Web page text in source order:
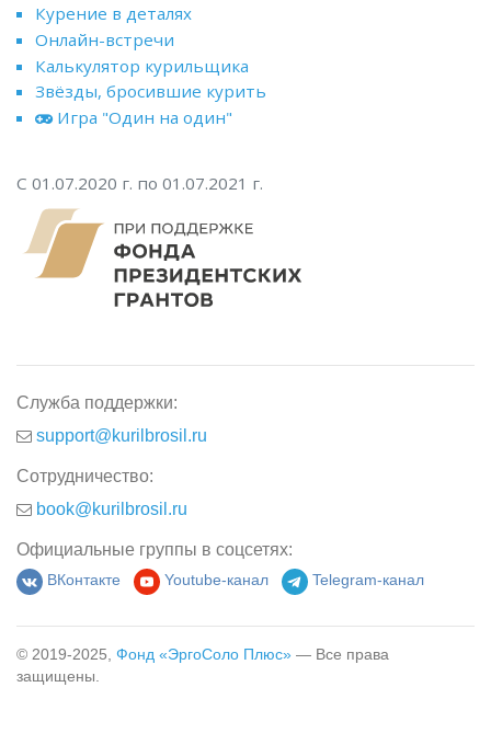
Курение в деталях
Онлайн-встречи
Калькулятор курильщика
Звёзды, бросившие курить
Игра "Один на один"
С 01.07.2020 г. по 01.07.2021 г.
Служба поддержки:
support@kurilbrosil.ru
Сотрудничество:
book@kurilbrosil.ru
Официальные группы в соцсетях:
ВКонтакте Youtube-канал Telegram-канал
© 2019-2025, Фонд «ЭргоСоло Плюс» — Все права
защищены.